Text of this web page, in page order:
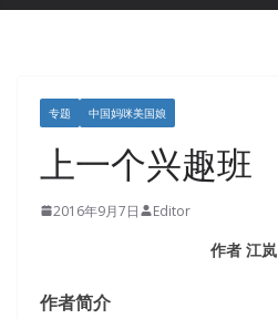
专题 中国妈咪美国娘
上一个兴趣班
2016年9月7日 Editor
作者 江岚
作者简介